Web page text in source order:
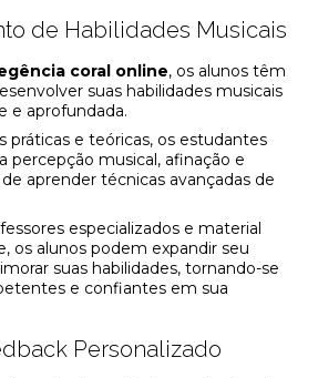
de Habilidades Musicais
coral online, os alunos têm
suas habilidades musicais
e aprofundada.
práticas e teóricas, os estudantes
percepção musical, afinação e
aprender técnicas avançadas de
especializados e material
os alunos podem expandir seu
suas habilidades, tornando-se
e confiantes em sua
Personalizado